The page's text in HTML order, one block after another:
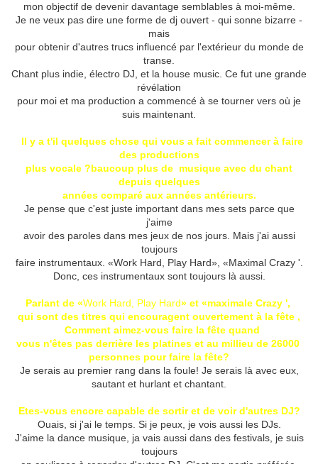
mon objectif de devenir davantage semblables à moi-même.
Je ne veux pas dire une forme de dj ouvert - qui sonne bizarre -
mais
pour obtenir d'autres trucs influencé par l'extérieur du monde de
transe.
Chant plus indie, électro DJ, et la house music. Ce fut une grande
révélation
pour moi et ma production a commencé à se tourner vers où je
suis maintenant.
Il y a t'il quelques chose qui vous a fait commencer à faire
des productions
plus vocale ?baucoup plus de musique avec du chant
depuis quelques
années comparé aux années antérieurs.
Je pense que c'est juste important dans mes sets parce que
j'aime
avoir des paroles dans mes jeux de nos jours. Mais j'ai aussi
toujours
faire instrumentaux. «Work Hard, Play Hard», «Maximal Crazy '.
Donc, ces instrumentaux sont toujours là aussi.
Parlant de «Work Hard, Play Hard» et «maximale Crazy ',
qui sont des titres qui encouragent ouvertement à la fête ,
Comment aimez-vous faire la fête quand
vous n'êtes pas derrière les platines et au millieu de 26000
personnes pour faire la fête?
Je serais au premier rang dans la foule! Je serais là avec eux,
sautant et hurlant et chantant.
Etes-vous encore capable de sortir et de voir d'autres DJ?
Ouais, si j'ai le temps. Si je peux, je vois aussi les DJs.
J'aime la dance musique, ja vais aussi dans des festivals, je suis
toujours